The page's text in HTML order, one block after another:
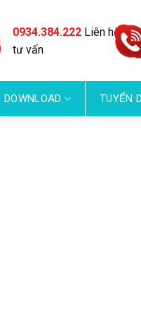
0934.384.222 Liên hệ
tư vấn
DOWNLOAD TUYỂN